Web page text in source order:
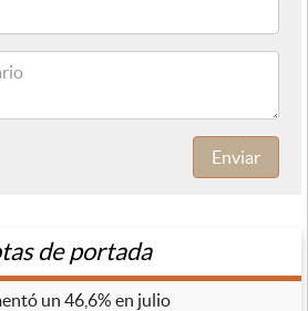
Enviar
de portada
un 46,6% en julio